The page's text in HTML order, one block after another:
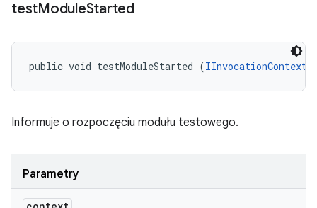
testModuleStarted
public void testModuleStarted (IInvocationContext
Informuje o rozpoczęciu modułu testowego.
Parametry